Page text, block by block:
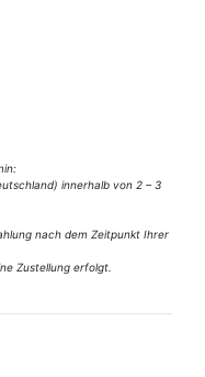
innerhalb von 2 – 3
nach dem Zeitpunkt Ihrer
Zustellung erfolgt.